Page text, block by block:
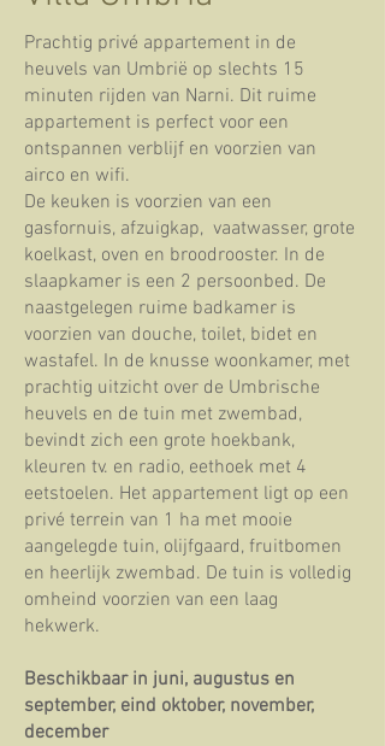
Prachtig privé appartement in de
heuvels van Umbrië op slechts 15
minuten rijden van Narni. Dit ruime
appartement is perfect voor een
ontspannen verblijf en voorzien van
airco en wifi.
De keuken is voorzien van een
gasfornuis, afzuigkap, vaatwasser, grote
koelkast, oven en broodrooster. In de
slaapkamer is een 2 persoonbed. De
naastgelegen ruime badkamer is
voorzien van douche, toilet, bidet en
wastafel. In de knusse woonkamer, met
prachtig uitzicht over de Umbrische
heuvels en de tuin met zwembad,
bevindt zich een grote hoekbank,
kleuren tv. en radio, eethoek met 4
eetstoelen. Het appartement ligt op een
privé terrein van 1 ha met mooie
aangelegde tuin, olijfgaard, fruitbomen
en heerlijk zwembad. De tuin is volledig
omheind voorzien van een laag
hekwerk.
Beschikbaar in juni, augustus en
september, eind oktober, november,
december